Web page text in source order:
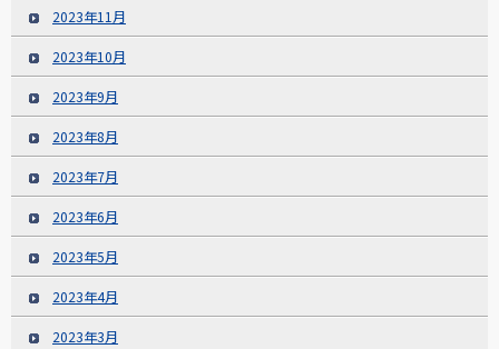
2023年11月
2023年10月
2023年9月
2023年8月
2023年7月
2023年6月
2023年5月
2023年4月
2023年3月